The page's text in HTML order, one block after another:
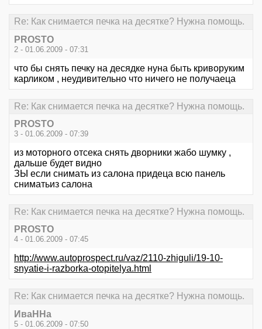
Re: Как снимается печка на десятке? Нужна помощь.
PROSTO
2 - 01.06.2009 - 07:31
что бы снять печку на десядке нуна быть криворуким
карликом , неудивительно что ничего не получаеца
Re: Как снимается печка на десятке? Нужна помощь.
PROSTO
3 - 01.06.2009 - 07:39
из моторного отсека снять дворники жабо шумку ,
дальше будет видно
ЗЫ если снимать из салона придеца всю панель
сниматьиз салона
Re: Как снимается печка на десятке? Нужна помощь.
PROSTO
4 - 01.06.2009 - 07:45
http://www.autoprospect.ru/vaz/2110-zhiguli/19-10-
snyatie-i-razborka-otopitelya.html
Re: Как снимается печка на десятке? Нужна помощь.
ИваННа
5 - 01.06.2009 - 07:50